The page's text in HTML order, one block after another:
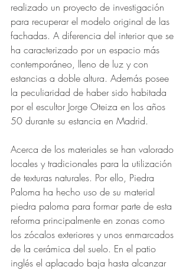
realizado un proyecto de investigación
para recuperar el modelo original de las
fachadas. A diferencia del interior que se
ha caracterizado por un espacio más
contemporáneo, lleno de luz y con
estancias a doble altura. Además posee
la peculiaridad de haber sido habitada
por el escultor Jorge Oteiza en los años
50 durante su estancia en Madrid.
Acerca de los materiales se han valorado
locales y tradicionales para la utilización
de texturas naturales. Por ello, Piedra
Paloma ha hecho uso de su material
piedra paloma para formar parte de esta
reforma principalmente en zonas como
los zócalos exteriores y unos enmarcados
de la cerámica del suelo. En el patio
inglés el aplacado baja hasta alcanzar